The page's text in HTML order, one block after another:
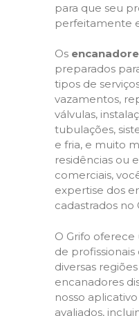
para que seu
perfeitamente
Os
preparados
tipos de
vazamentos,
válvulas,
tubulações,
e fria, e muito
residências ou
comerciais,
expertise dos
cadastrados no
O Grifo
de
diversas
encanadores
nosso
avaliados,